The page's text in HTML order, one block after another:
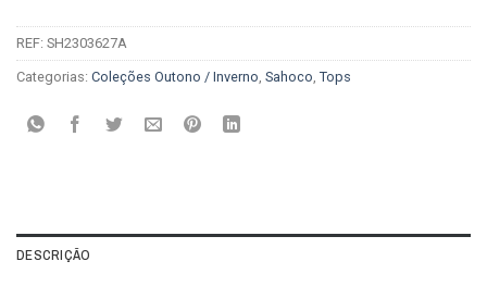
REF: SH2303627A
Categorias: Coleções Outono / Inverno, Sahoco, Tops
DESCRIÇÃO